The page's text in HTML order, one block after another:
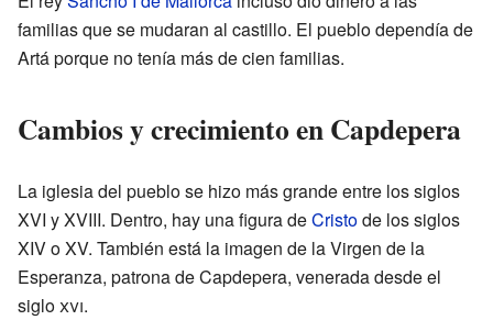
familias que se mudaran al castillo. El pueblo dependía de
Artá porque no tenía más de cien familias.
Cambios y crecimiento en Capdepera
La iglesia del pueblo se hizo más grande entre los siglos
XVI y XVIII. Dentro, hay una figura deCristode los siglos
XIV o XV. También está la imagen de la Virgen de la
Esperanza, patrona de Capdepera, venerada desde el
sigloxvi.